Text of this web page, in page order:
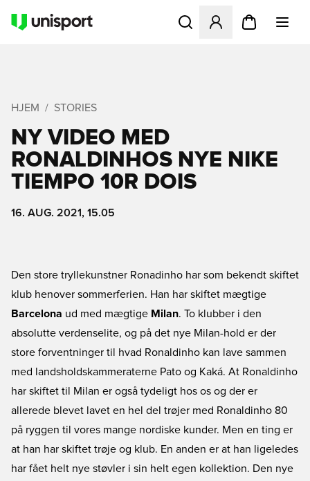
Åbner en Modal til at
HJEM STORIES
NY VIDEO MED
RONALDINHOS NYE NIKE
TIEMPO 10R DOIS
16. AUG. 2021, 15.05
Den store tryllekunstner Ronadinho har som bekendt skiftet
klub henover sommerferien. Han har skiftet mægtige
Barcelona ud med mægtige Milan. To klubber i den
absolutte verdenselite, og på det nye Milan-hold er der
store forventninger til hvad Ronaldinho kan lave sammen
med landsholdskammeraterne Pato og Kaká. At Ronaldinho
har skiftet til Milan er også tydeligt hos os og der er
allerede blevet lavet en hel del trøjer med Ronaldinho 80
på ryggen til vores mange nordiske kunder. Men en ting er
at han har skiftet trøje og klub. En anden er at han ligeledes
har fået helt nye støvler i sin helt egen kollektion. Den nye